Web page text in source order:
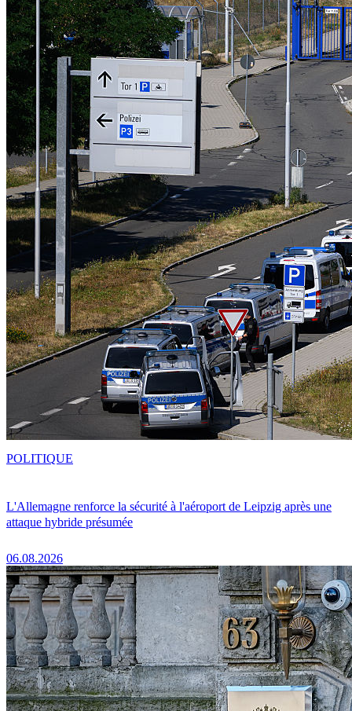
L'Allemagne renforce la sécurité à l'aéroport de Leipzig après une
attaque hybride présumée
06.08.2026
POLITIQUE